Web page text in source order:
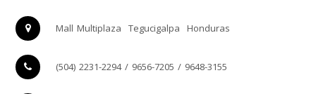
Mall Multiplaza Tegucigalpa Honduras
(504) 2231-2294 / 9656-7205 / 9648-3155